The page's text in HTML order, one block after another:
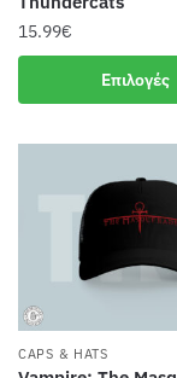
15.99€
Επιλογές
το
πολλαπλές
παραλλαγές.
επιλογές
μπορούν
να
επιλεγούν
CAPS & HATS